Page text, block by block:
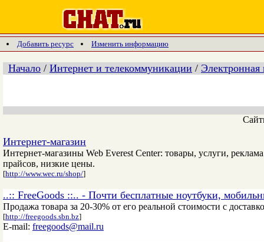
Добавить ресурс Изменить информацию
Начало / Интернет и телекоммуникации /
Интернет-магазин
Интернет-магазины Web Everest Center: товары, услуги,
прайсов, низкие цены.
[http://www.wec.ru/shop/]
..:: FreeGoods ::.. - Почти бесплатные ноутбуки,
Продажа товара за 20-30% от его реальной стоимости с
[http://freegoods.sbn.bz]
E-mail: freegoods@mail.ru